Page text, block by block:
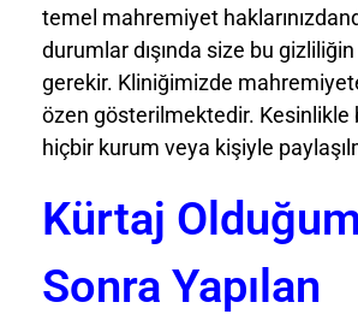
temel mahremiyet
durumlar dışında size bu
gerekir. Kliniğimizde
özen gösterilmektedir. Kesinlikle
hiçbir kurum veya kişiyle
Kürtaj
Sonra Yapılan